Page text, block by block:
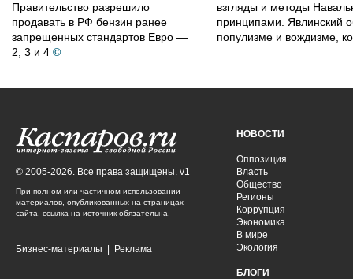
Правительство разрешило
продавать в РФ бензин ранее
запрещенных стандартов Евро —
2, 3 и 4 ©
взгляды и методы
принципами. Явлинский
популизме и вождизме,
© 2005-2026. Все права защищены. v1
При полном или частичном использовании
материалов, опубликованных на страницах
сайта, ссылка на источник обязательна.
Бизнес-материалы Реклама
НОВОСТИ
Оппозиция
Власть
Общество
Регионы
Коррупция
Экономика
В мире
Экология
БЛОГИ